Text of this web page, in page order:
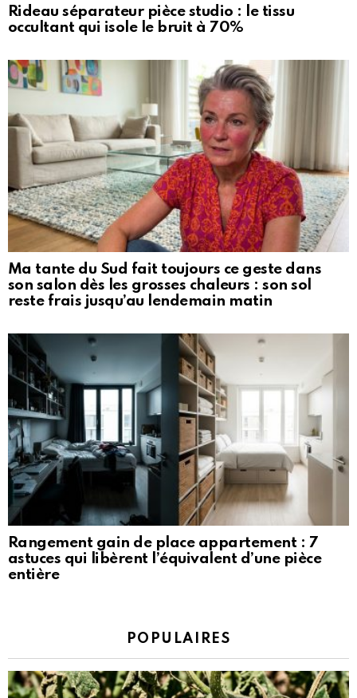
Rideau séparateur pièce studio : le tissu
occultant qui isole le bruit à 70%
Ma tante du Sud fait toujours ce geste dans
son salon dès les grosses chaleurs : son sol
reste frais jusqu’au lendemain matin
Rangement gain de place appartement : 7
astuces qui libèrent l’équivalent d’une pièce
entière
POPULAIRES